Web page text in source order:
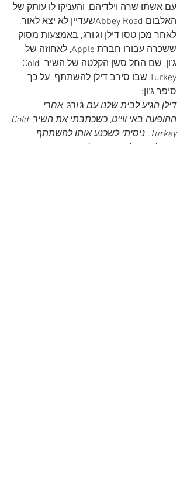
עם אשתו שרה וילדיהם, והעניקו לו עותק של
האלבום Abbey Roadשעדיין לא יצא לאור.
לאחר מכן טסו דילן וג'ורג', באמצעות מסוק
ששכרה עבורו חברת Apple, לאחוזה של
ג'ון, שם החל סשן הקלטה של השיר Cold
Turkey שבו סירב דילן להשתתף. על כך
סיפר ג'ון:
דילן הגיע לבית שלנו עם ג'ורג' אחרי
ההופעה באי ווייט, כשכתבתי את השיר Cold
Turkey. ניסיתי לשכנע אותו להשתתף
בהקלטה של השיר אבל אשתו הייתה